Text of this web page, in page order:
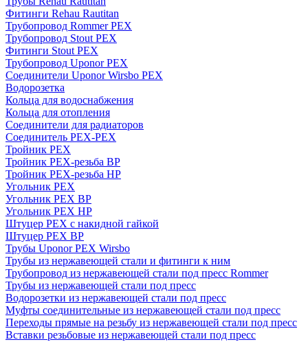
Фитинги Rehau Rautitan
Трубопровод Rommer PEX
Трубопровод Stout PEX
Фитинги Stout PEX
Трубопровод Uponor PEX
Соединители Uponor Wirsbo PEX
Водорозетка
Кольца для водоснабжения
Кольца для отопления
Соединители для радиаторов
Соединитель PEX-PEX
Тройник PEX
Тройник PEX-резьба ВР
Тройник PEX-резьба НР
Угольник PEX
Угольник PEX ВР
Угольник PEX НР
Штуцер PEX c накидной гайкой
Штуцер PEX ВР
Трубы Uponor PEX Wirsbo
Трубы из нержавеющей стали и фитинги к ним
Трубопровод из нержавеющей стали под пресс Rommer
Трубы из нержавеющей стали под пресс
Водорозетки из нержавеющей стали под пресс
Муфты соединительные из нержавеющей стали под пресс
Переходы прямые на резьбу из нержавеющей стали под пресс
Вставки резьбовые из нержавеющей стали под пресс